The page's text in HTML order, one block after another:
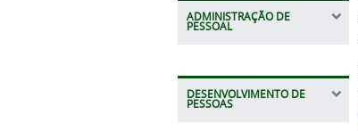
ADMINISTRAÇÃO DE
PESSOAL
DESENVOLVIMENTO DE
PESSOAS